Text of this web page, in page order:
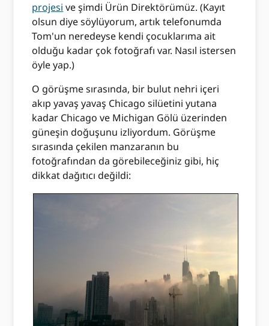
projesi ve şimdi Ürün Direktörümüz. (Kayıt
olsun diye söylüyorum, artık telefonumda
Tom'un neredeyse kendi çocuklarıma ait
olduğu kadar çok fotoğrafı var. Nasıl istersen
öyle yap.)
O görüşme sırasında, bir bulut nehri içeri
akıp yavaş yavaş Chicago silüetini yutana
kadar Chicago ve Michigan Gölü üzerinden
güneşin doğuşunu izliyordum. Görüşme
sırasında çekilen manzaranın bu
fotoğrafından da görebileceğiniz gibi, hiç
dikkat dağıtıcı değildi: